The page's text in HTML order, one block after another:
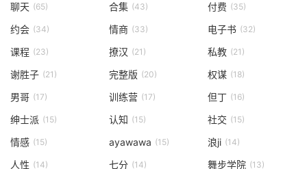
聊天 (65) 合集 (43) 付费 (35)
约会 (34) 情商 (33) 电子书 (32)
课程 (23) 撩汉 (21) 私教 (21)
谢胜子 (21) 完整版 (20) 权谋 (18)
男哥 (17) 训练营 (17) 但丁 (16)
绅士派 (15) 认知 (15) 社交 (15)
情感 (15) ayawawa (15) 浪ji (14)
人性 (14) 七分 (14) 舞步学院 (13)